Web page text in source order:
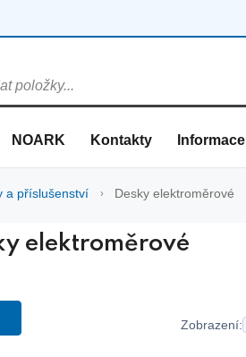
NOARK Kontakty Informace
a příslušenství Desky elektroměrové
elektroměrové
Zobrazení: